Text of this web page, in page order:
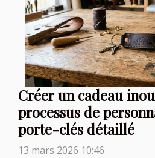
Créer un cadeau
processus de
porte-clés détaillé
13 mars 2026 10:46